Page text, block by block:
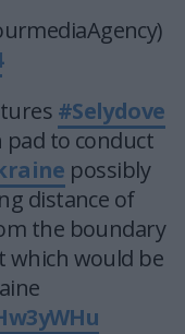
#Selydove
pad to conduct
possibly
distance of
the boundary
which would be